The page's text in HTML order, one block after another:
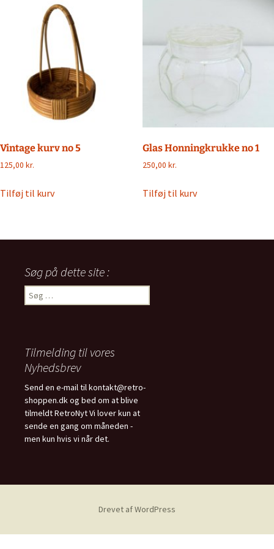
Vintage kurv no 5
125,00 kr.
Tilføj til kurv
Glas Honningkrukke no 1
250,00 kr.
Tilføj til kurv
Søg på dette site :
Søg
efter:
Tilmelding til vores
Nyhedsbrev
Send en e-mail til kontakt@retro-
shoppen.dk og bed om at blive
tilmeldt RetroNyt Vi lover kun at
sende en gang om måneden -
men kun hvis vi når det.
Drevet af WordPress